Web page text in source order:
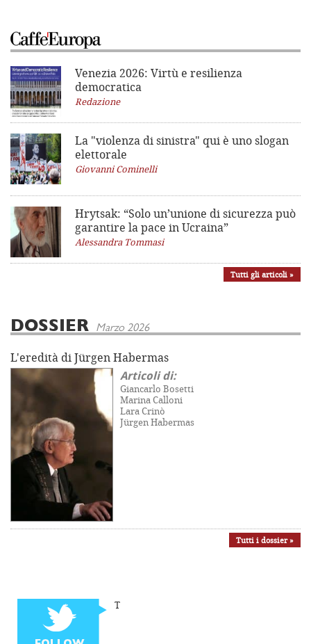
Venezia 2026: Virtù e resilienza
democratica
Redazione
La "violenza di sinistra" qui è uno slogan
elettorale
Giovanni Cominelli
Hrytsak: “Solo un’unione di sicurezza può
garantire la pace in Ucraina”
Alessandra Tommasi
Tutti gli articoli »
DOSSIER Marzo 2026
L'eredità di Jürgen Habermas
Articoli di:
Giancarlo Bosetti
Marina Calloni
Lara Crinò
Jürgen Habermas
Tutti i dossier »
T